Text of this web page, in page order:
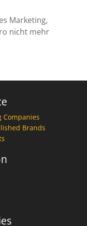
Marketing,
nicht mehr
Companies
Brands